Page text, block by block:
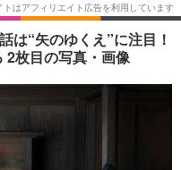
韓国・芸能
スポーツ
グルメ
ショッピング
は“矢のゆくえ”に注目！
2枚目の写真・画像